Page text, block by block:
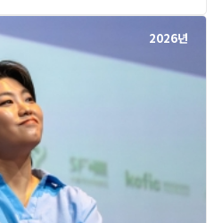
2026년